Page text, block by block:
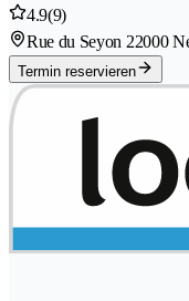
4.9(9)
Rue du Seyon 22000
Termin reservieren